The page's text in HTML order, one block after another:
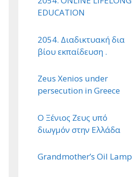
EDUCATION
2054. Διαδικτυακή δια
βίου εκπαίδευση .
Zeus Xenios under
persecution in Greece
Ο Ξένιος Ζευς υπό
διωγμόν στην Ελλάδα
Grandmother’s Oil Lamp